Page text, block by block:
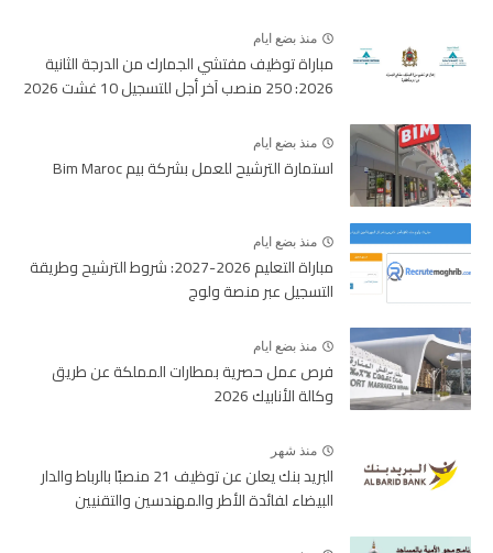
منذ بضع ايام
مباراة توظيف مفتشي الجمارك من الدرجة الثانية
2026: 250 منصب آخر أجل للتسجيل 10 غشت 2026
منذ بضع ايام
استمارة الترشيح للعمل بشركة بيم Bim Maroc
منذ بضع ايام
مباراة التعليم 2026-2027: شروط الترشيح وطريقة
التسجيل عبر منصة ولوج
منذ بضع ايام
فرص عمل حصرية بمطارات المملكة عن طريق
وكالة الأنابيك 2026
منذ شهر
البريد بنك يعلن عن توظيف 21 منصبًا بالرباط والدار
البيضاء لفائدة الأطر والمهندسين والتقنيين